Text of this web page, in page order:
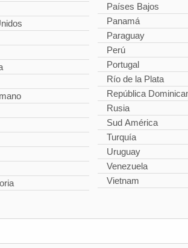
Países Bajos
Panamá
Paraguay
Perú
Portugal
Río de la Plata
República
Rusia
Sud América
Turquía
Uruguay
Venezuela
Vietnam